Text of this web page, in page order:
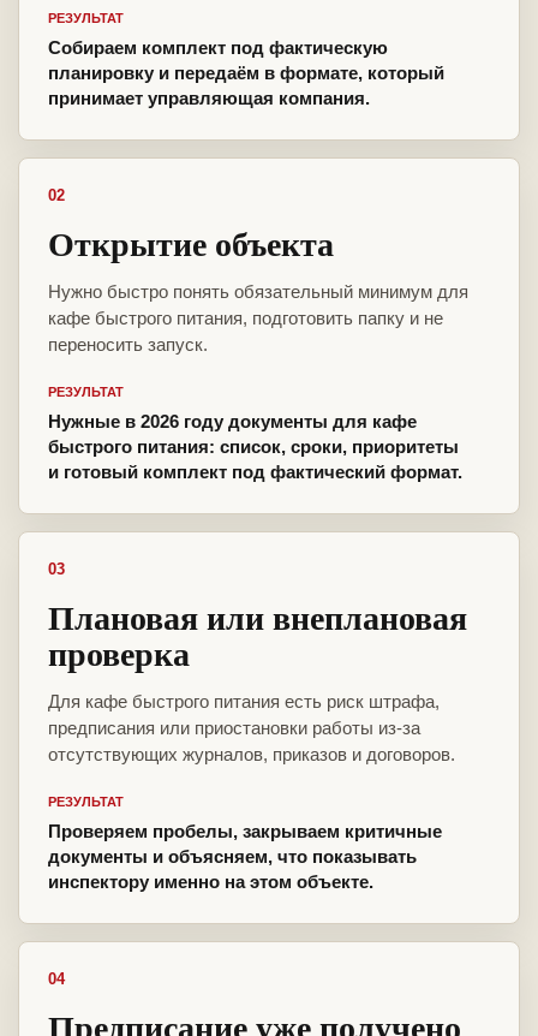
РЕЗУЛЬТАТ
Собираем комплект под фактическую
планировку и передаём в формате, который
принимает управляющая компания.
02
Открытие объекта
Нужно быстро понять обязательный минимум для
кафе быстрого питания, подготовить папку и не
переносить запуск.
РЕЗУЛЬТАТ
Нужные в 2026 году документы для кафе
быстрого питания: список, сроки, приоритеты
и готовый комплект под фактический формат.
03
Плановая или внеплановая
проверка
Для кафе быстрого питания есть риск штрафа,
предписания или приостановки работы из-за
отсутствующих журналов, приказов и договоров.
РЕЗУЛЬТАТ
Проверяем пробелы, закрываем критичные
документы и объясняем, что показывать
инспектору именно на этом объекте.
04